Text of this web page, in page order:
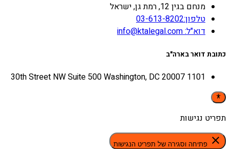
מנחם בגין 12, רמת גן, ישראל
טלפון:03-613-8202
דוא"ל: info@ktalegal.com
כתובת דואר בארה"ב
1101 30th Street NW Suite 500 Washington, DC 20007
תפריט נגישות
close פתיחה וסגירה של תפריט הנגישות